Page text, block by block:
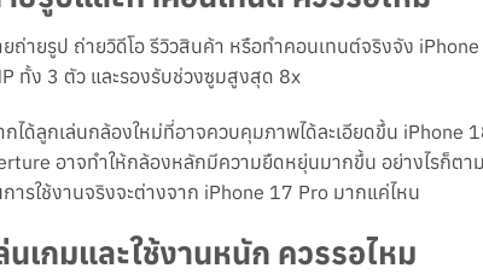
ถ่ายรูป ถ่ายวิดีโอ รีวิวสินค้า หรือทำคอนเทนต์จริงจัง
ทั้ง 3 ตัว และรองรับช่วงซูมสูงสุด 8x
ได้ลูกเล่นกล้องใหม่ที่อาจควบคุมภาพได้ละเอียดขึ้น iPhone
อาจทำให้กล้องหลักมีความยืดหยุ่นมากขึ้น อย่างไรก็ตา
ารใช้งานจริงจะต่างจาก iPhone 17 Pro มากแค่ไหน
นเกมและใช้งานหนัก ควรรอไหม